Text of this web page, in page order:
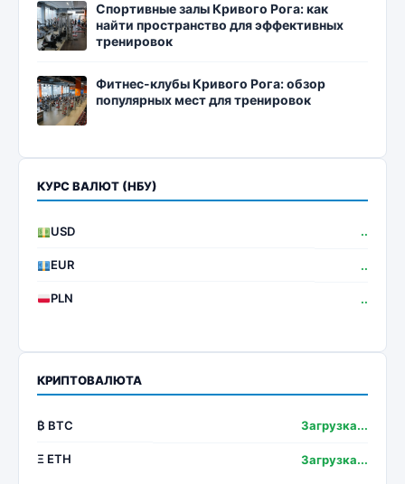
Спортивные залы Кривого Рога: как
найти пространство для эффективных
тренировок
Фитнес-клубы Кривого Рога: обзор
популярных мест для тренировок
КУРС ВАЛЮТ (НБУ)
USD ..
EUR ..
PLN ..
КРИПТОВАЛЮТА
₿ BTC Загрузка...
Ξ ETH Загрузка...